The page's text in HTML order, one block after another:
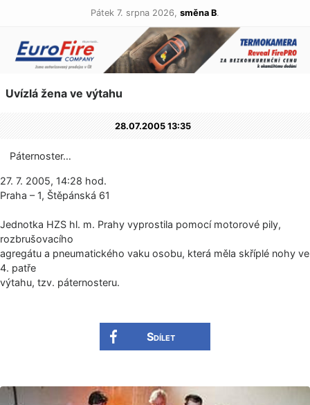
Pátek 7. srpna 2026, směna B.
Uvízlá žena ve výtahu
28.07.2005 13:35
Páternoster…
27. 7. 2005, 14:28 hod.
Praha – 1, Štěpánská 61
Jednotka HZS hl. m. Prahy vyprostila pomocí motorové pily,
rozbrušovacího
agregátu a pneumatického vaku osobu, která měla skříplé nohy ve
4. patře
výtahu, tzv. páternosteru.
Sdílet